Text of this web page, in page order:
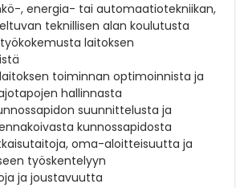
, energia- tai automaatiotekniikan,
teknillisen alan koulutusta
laitoksen
toiminnan optimoinnista ja
hallinnasta
suunnittelusta ja
kunnossapidosta
oma-aloitteisuutta ja
työskentelyyn
ja joustavuutta